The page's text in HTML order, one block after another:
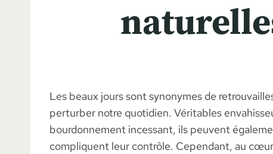
Les beaux jours sont synonymes de
perturber notre quotidien. Véritables
bourdonnement incessant, ils peuvent
compliquent leur contrôle. Cependant, au